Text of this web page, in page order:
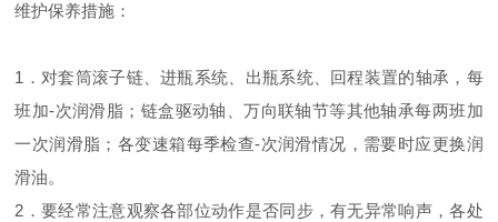
维护保养措施：
1．对套筒滚子链、进瓶系统、出瓶系统、回程装置的轴承，每
班加-次润滑脂；链盒驱动轴、万向联轴节等其他轴承每两班加
一次润滑脂；各变速箱每季检查-次润滑情况，需要时应更换润
滑油。
2．要经常注意观察各部位动作是否同步，有无异常响声，各处